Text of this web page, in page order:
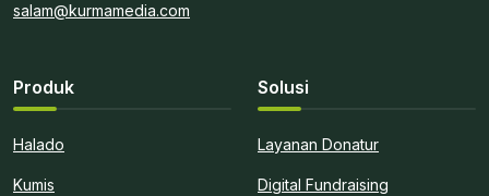
salam@kurmamedia.com
Produk
Halado
Kumis
Solusi
Layanan Donatur
Digital Fundraising